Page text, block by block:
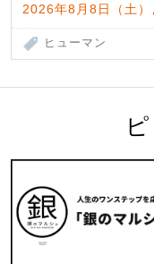
2026年8月8日（土
ヒューマン